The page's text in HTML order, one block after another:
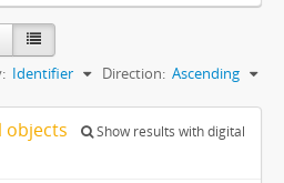
Identifier Direction: Ascending
objects
Show results with digital